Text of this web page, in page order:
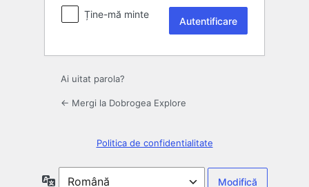
Ține-mă minte
Ai uitat parola?
← Mergi la Dobrogea Explore
Politica de confidentialitate
Limbă